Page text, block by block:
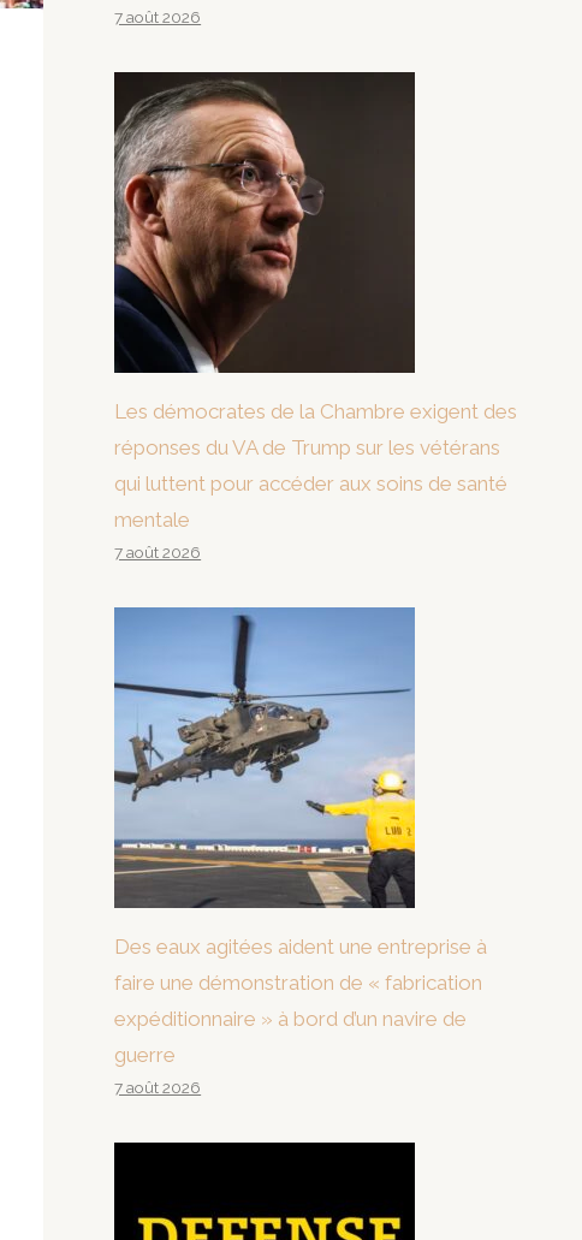
7 août 2026
Les démocrates de la Chambre exigent des
réponses du VA de Trump sur les vétérans
qui luttent pour accéder aux soins de santé
mentale
7 août 2026
Des eaux agitées aident une entreprise à
faire une démonstration de « fabrication
expéditionnaire » à bord d’un navire de
guerre
7 août 2026